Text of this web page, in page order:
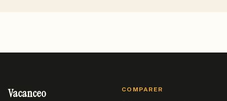
Vacanceo COMPARER